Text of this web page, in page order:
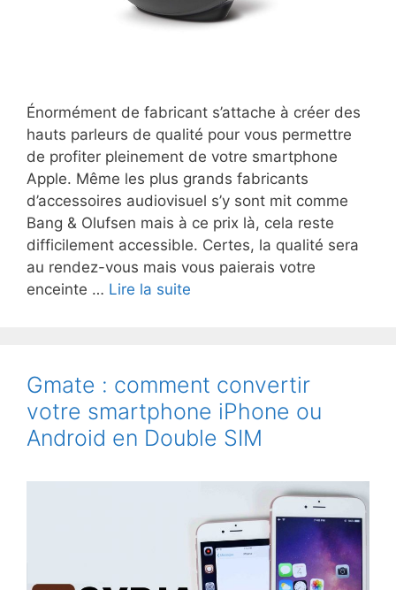
Énormément de fabricant s’attache à créer des
hauts parleurs de qualité pour vous permettre
de profiter pleinement de votre smartphone
Apple. Même les plus grands fabricants
d’accessoires audiovisuel s’y sont mit comme
Bang & Olufsen mais à ce prix là, cela reste
difficilement accessible. Certes, la qualité sera
au rendez-vous mais vous paierais votre
enceinte … Lire la suite
station
d’accueil
Haut
Parleur
Gmate : comment convertir
votre smartphone iPhone ou
Android en Double SIM